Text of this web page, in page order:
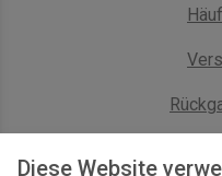
Diese Website